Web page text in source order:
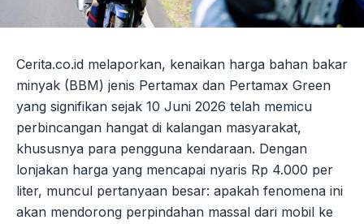
Cerita.co.id melaporkan, kenaikan harga bahan bakar
minyak (BBM) jenis Pertamax dan Pertamax Green
yang signifikan sejak 10 Juni 2026 telah memicu
perbincangan hangat di kalangan masyarakat,
khususnya para pengguna kendaraan. Dengan
lonjakan harga yang mencapai nyaris Rp 4.000 per
liter, muncul pertanyaan besar: apakah fenomena ini
akan mendorong perpindahan massal dari mobil ke